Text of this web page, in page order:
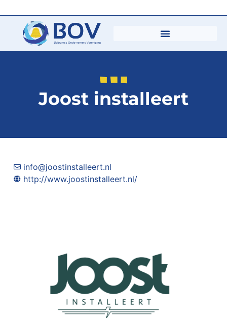
Joost installeert
info@joostinstalleert.nl
http://www.joostinstalleert.nl/